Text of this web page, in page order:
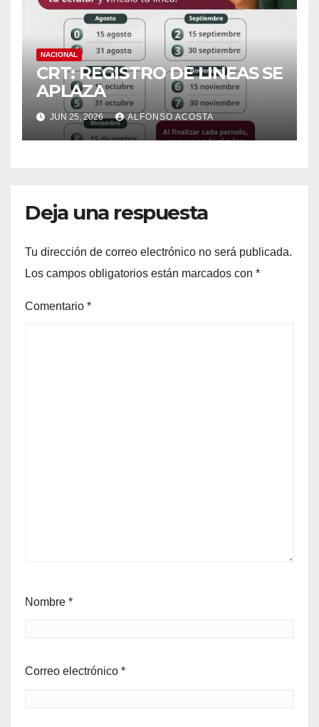
NACIONAL
CRT: REGISTRO DE LINEAS SE
APLAZA
JUN 25, 2026 ALFONSO ACOSTA
Deja una respuesta
Tu dirección de correo electrónico no será publicada.
Los campos obligatorios están marcados con *
Comentario *
Nombre *
Correo electrónico *